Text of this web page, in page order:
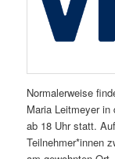
Normalerweise
Maria Leitmeyer in
ab 18 Uhr statt.
Teilnehmer*innen